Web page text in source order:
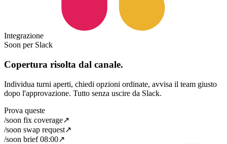
Integrazione
Soon per Slack
Copertura risolta dal canale.
Individua turni aperti, chiedi opzioni ordinate, avvisa il team giusto
dopo l'approvazione. Tutto senza uscire da Slack.
Prova queste
/soon fix coverage↗
/soon swap request↗
/soon brief 08:00↗